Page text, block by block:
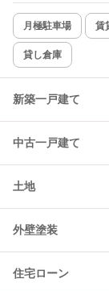
月極駐車場 賃
貸し倉庫
新築一戸建て
中古一戸建て
土地
外壁塗装
住宅ローン